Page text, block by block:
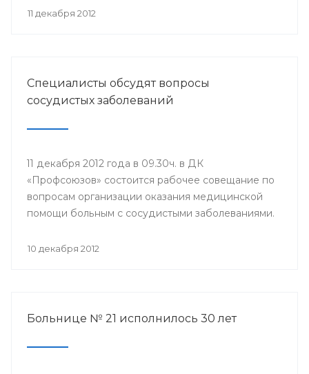
11 декабря 2012
Специалисты обсудят вопросы
сосудистых заболеваний
11 декабря 2012 года в 09.30ч. в ДК
«Профсоюзов» состоится рабочее совещание по
вопросам организации оказания медицинской
помощи больным с сосудистыми заболеваниями.
10 декабря 2012
Больнице № 21 исполнилось 30 лет